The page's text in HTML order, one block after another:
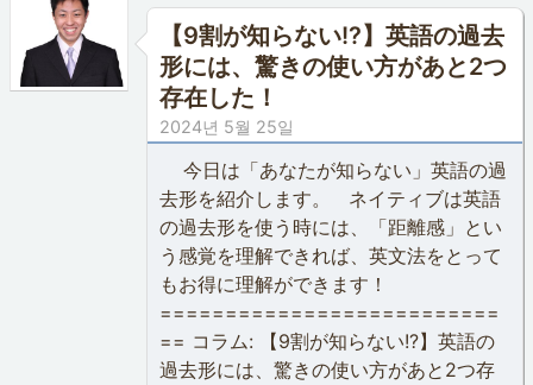
【9割が知らない!?】英語の過去
形には、驚きの使い方があと2つ
存在した！
2024년 5월 25일
今日は「あなたが知らない」英語の過
去形を紹介します。 ネイティブは英語
の過去形を使う時には、「距離感」とい
う感覚を理解できれば、英文法をとって
もお得に理解ができます！
==========================
== コラム: 【9割が知らない!?】英語の
過去形には、驚きの使い方があと2つ存